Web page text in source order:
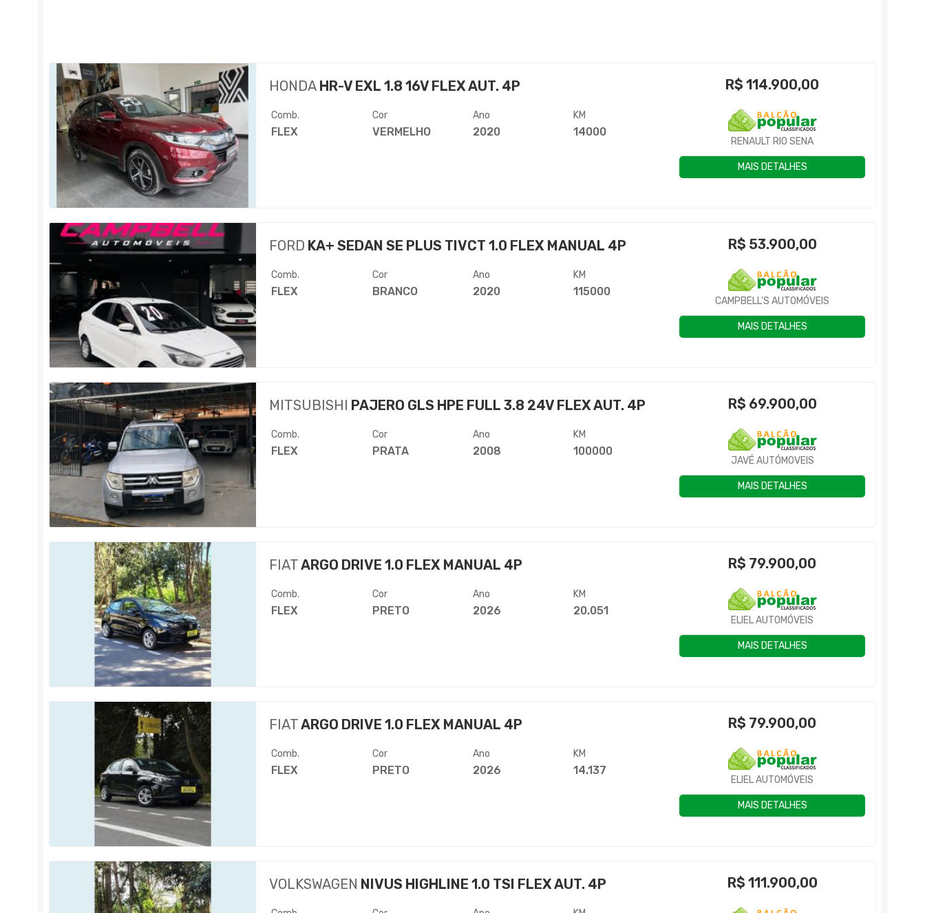
HONDAHR-V EXL 1.8 16V FLEX AUT. 4P
Comb.
FLEX
Cor
VERMELHO
Ano
2020
KM
14000
R$114.900,00
RENAULT RIO SENA
MAIS DETALHES
FORD KA+ SEDAN SE PLUS TIVCT 1.0 FLEX MANUAL 4P
Comb.
FLEX
Cor
BRANCO
Ano
2020
KM
115000
R$ 53.900,00
CAMPBELL'S AUTOMÓVEIS
MAIS DETALHES
MITSUBISHI PAJERO GLS HPE FULL 3.8 24V FLEX AUT. 4P
Comb.
FLEX
Cor
PRATA
Ano
2008
KM
100000
R$ 69.900,00
JAVÉ AUTÓMOVEIS
MAIS DETALHES
FIATARGO DRIVE 1.0 FLEX MANUAL 4P
Comb.
FLEX
Cor
PRETO
Ano
2026
KM
20.051
R$ 79.900,00
ELIEL AUTOMÓVEIS
MAIS DETALHES
FIATARGO DRIVE 1.0 FLEX MANUAL 4P
Comb.
FLEX
Cor
PRETO
Ano
2026
KM
14.137
R$ 79.900,00
ELIEL AUTOMÓVEIS
MAIS DETALHES
VOLKSWAGEN NIVUS HIGHLINE 1.0 TSI FLEX AUT. 4P R$ 111.900,00